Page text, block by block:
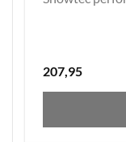
207,95